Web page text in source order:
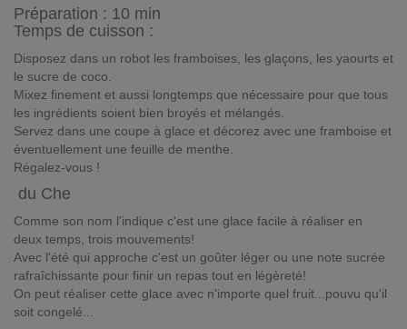
Préparation : 10 min
Temps de cuisson :
Disposez dans un robot les framboises, les glaçons, les yaourts et
le sucre de coco.
Mixez finement et aussi longtemps que nécessaire pour que tous
les ingrédients soient bien broyés et mélangés.
Servez dans une coupe à glace et décorez avec une framboise et
éventuellement une feuille de menthe.
Régalez-vous !
du Che
Comme son nom l'indique c'est une glace facile à réaliser en
deux temps, trois mouvements!
Avec l'été qui approche c'est un goûter léger ou une note sucrée
rafraîchissante pour finir un repas tout en légèreté!
On peut réaliser cette glace avec n'importe quel fruit...pouvu qu'il
soit congelé...